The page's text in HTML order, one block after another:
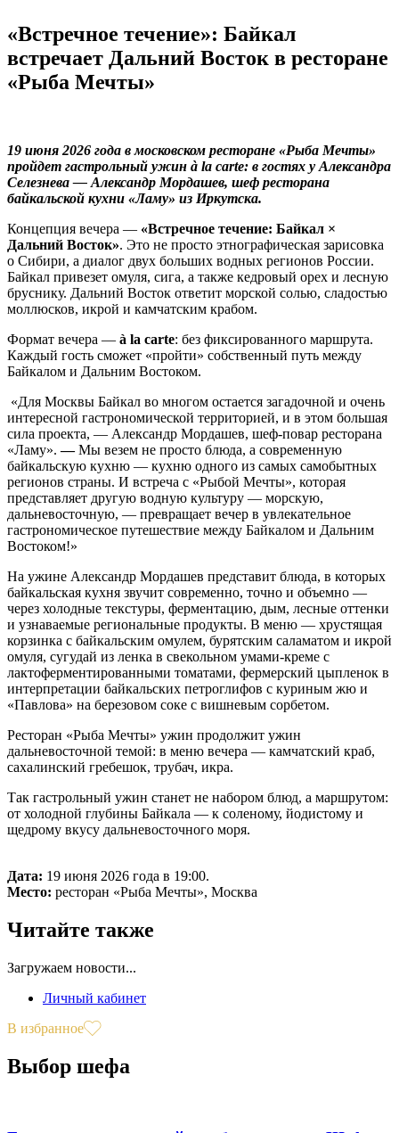
«Встречное течение»: Байкал
встречает Дальний Восток в ресторане
«Рыба Мечты»
19 июня 2026 года в московском ресторане «Рыба Мечты»
пройдет гастрольный ужин à la carte: в гостях у Александра
Селезнева — Александр Мордашев, шеф ресторана
байкальской кухни «Ламу» из Иркутска.
Концепция вечера — «Встречное течение: Байкал ×
Дальний Восток». Это не просто этнографическая зарисовка
о Сибири, а диалог двух больших водных регионов России.
Байкал привезет омуля, сига, а также кедровый орех и лесную
бруснику. Дальний Восток ответит морской солью, сладостью
моллюсков, икрой и камчатским крабом.
Формат вечера — à la carte: без фиксированного маршрута.
Каждый гость сможет «пройти» собственный путь между
Байкалом и Дальним Востоком.
«Для Москвы Байкал во многом остается загадочной и очень
интересной гастрономической территорией, и в этом большая
сила проекта, — Александр Мордашев, шеф-повар ресторана
«Ламу». —Мы везем не просто блюда, а современную
байкальскую кухню — кухню одного из самых самобытных
регионов страны. И встреча с «Рыбой Мечты», которая
представляет другую водную культуру — морскую,
дальневосточную, — превращает вечер в увлекательное
гастрономическое путешествие между Байкалом и Дальним
Востоком!»
На ужине Александр Мордашев представит блюда, в которых
байкальская кухня звучит современно, точно и объемно —
через холодные текстуры, ферментацию, дым, лесные оттенки
и узнаваемые региональные продукты. В меню — хрустящая
корзинка с байкальским омулем, бурятским саламатом и икрой
омуля, сугудай из ленка в свекольном умами-креме с
лактоферментированными томатами, фермерский цыпленок в
интерпретации байкальских петроглифов с куриным жю и
«Павлова» на березовом соке с вишневым сорбетом.
Ресторан «Рыба Мечты» ужин продолжит ужин
дальневосточной темой: в меню вечера — камчатский краб,
сахалинский гребешок, трубач, икра.
Так гастрольный ужин станет не набором блюд, а маршрутом:
от холодной глубины Байкала — к соленому, йодистому и
щедрому вкусу дальневосточного моря.
Дата: 19 июня 2026 года в 19:00.
Место: ресторан «Рыба Мечты», Москва
Читайте также
Загружаем новости...
Личный кабинет
В избранное
Выбор шефа